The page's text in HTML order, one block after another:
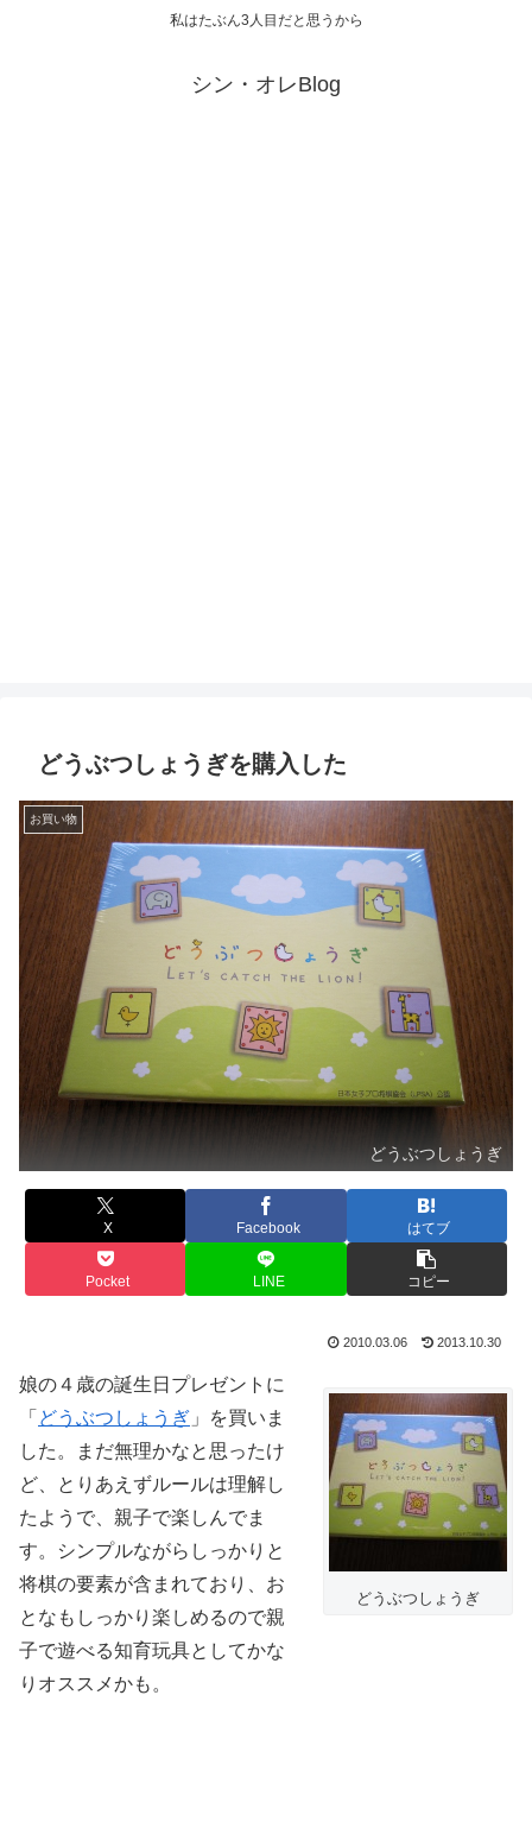
私はたぶん3人目だと思うから
シン・オレBlog
どうぶつしょうぎを購入した
お買い物
どうぶつしょうぎ
X Facebook はてブ
Pocket LINE コピー
2010.03.06 2013.10.30
どうぶつしょうぎ
娘の４歳の誕生日プレゼントに
「 どうぶつしょうぎ 」を買いま
した。まだ無理かなと思ったけ
ど、とりあえずルールは理解し
たようで、親子で楽しんでま
す。シンプルながらしっかりと
将棋の要素が含まれており、お
となもしっかり楽しめるので親
子で遊べる知育玩具としてかな
りオススメかも。